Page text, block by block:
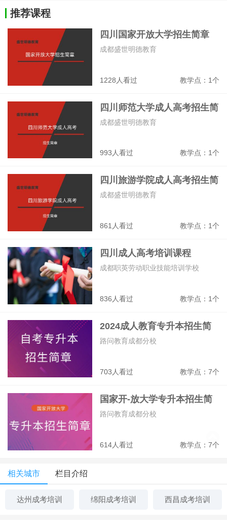
推荐课程
四川国家开放大学招生简章
1228人看过 教学点：1个
成都盛世明德教育
四川师范大学成人高考招生简
章
993人看过 教学点：1个
成都盛世明德教育
四川旅游学院成人高考招生简
章
861人看过 教学点：1个
成都盛世明德教育
四川成人高考培训课程
836人看过 教学点：1个
成都职英劳动职业技能培训学校
2024成人教育专升本招生简
章
703人看过 教学点：7个
路问教育成都分校
国家开-放大学专升本招生简
章
614人看过 教学点：7个
路问教育成都分校
相关城市 栏目介绍
达州成考培训 绵阳成考培训 西昌成考培训